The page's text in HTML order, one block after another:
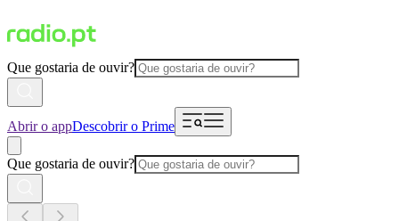
Que gostaria de ouvir?
Abrir o appDescobrir o Prime
Que gostaria de ouvir?